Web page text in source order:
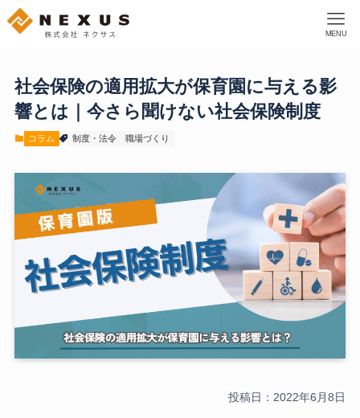
MENU
社会保険の適用拡大が保育園に与える影
響とは｜今さら聞けない社会保険制度
コラム 制度・法令 職場づくり
投稿日：2022年6月8日